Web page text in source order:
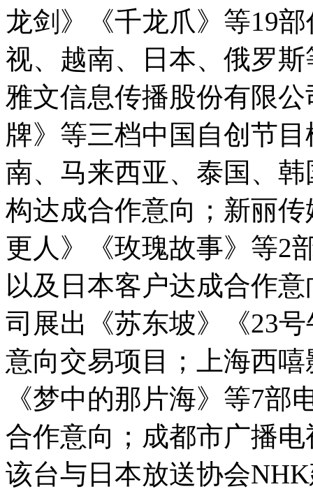
龙剑》《千龙爪》等19
视、越南、日本、俄罗
雅文信息传播股份有限
牌》等三档中国自创节
南、马来西亚、泰国、
构达成合作意向；新丽
更人》《玫瑰故事》等2
以及日本客户达成合作
司展出《苏东坡》《23
意向交易项目；上海西
《梦中的那片海》等7
合作意向；成都市广播
该台与日本放送协会